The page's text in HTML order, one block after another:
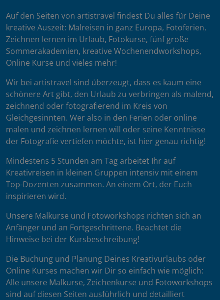
Auf den Seiten von artistravel findest Du alles für Deine
kreative Auszeit: Malreisen in ganz Europa, Fotoferien,
Zeichnen lernen im Urlaub, Fotokurse, fünf große
Sommerakademien, kreative Wochenendworkshops,
Online Kurse und vieles mehr!
Wir bei artistravel sind überzeugt, dass es kaum eine
schönere Art gibt, den Urlaub zu verbringen als malend,
zeichnend oder fotografierend im Kreis von
Gleichgesinnten. Wer also in den Ferien oder online
malen und zeichnen lernen will oder seine Kenntnisse
der Fotografie vertiefen möchte, ist hier genau richtig!
Mindestens 5 Stunden am Tag arbeitet Ihr auf
Kreativreisen in kleinen Gruppen intensiv mit einem
Top-Dozenten zusammen. An einem Ort, der Euch
inspirieren wird.
Unsere Malkurse und Fotoworkshops richten sich an
Anfänger und an Fortgeschrittene. Beachtet die
Hinweise bei der Kursbeschreibung!
Die Buchung und Planung Deines Kreativurlaubs oder
Online Kurses machen wir Dir so einfach wie möglich:
Alle unsere Malkurse, Zeichenkurse und Fotoworkshops
sind auf diesen Seiten ausführlich und detailliert